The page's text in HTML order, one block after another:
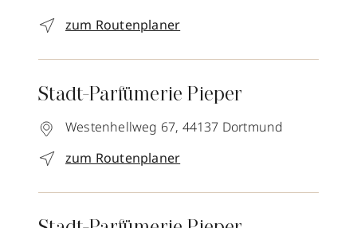
zum Routenplaner
Stadt-Parfümerie Pieper
Westenhellweg 67, 44137 Dortmund
zum Routenplaner